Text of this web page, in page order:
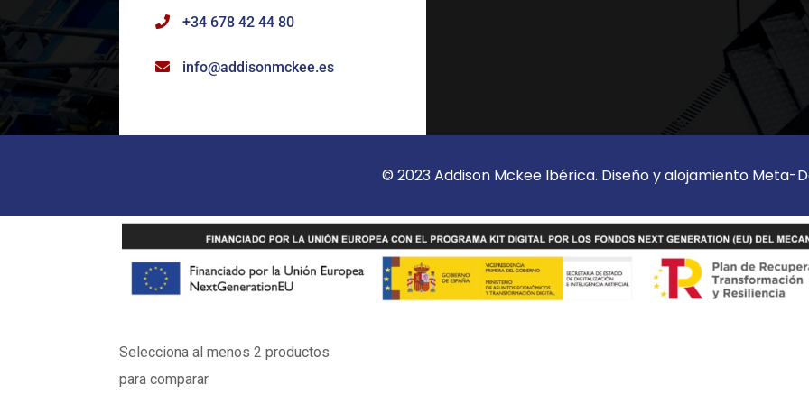
+34 678 42 44 80
info@addisonmckee.es
© 2023 Addison Mckee Ibérica. Diseño y alojamiento Meta-
Selecciona al menos 2 productos
para comparar